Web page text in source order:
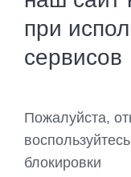
при
сервисов
Пожалуйста,
блокировки